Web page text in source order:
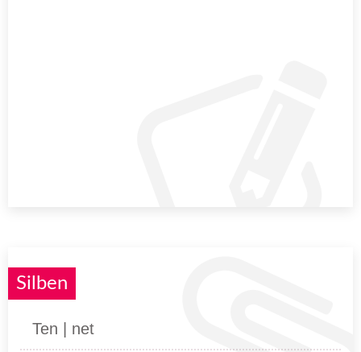
Silben
Ten | net